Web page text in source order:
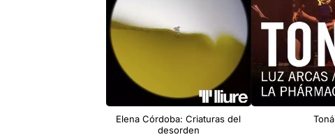
Elena Córdoba: Criaturas del
desorden
Toná